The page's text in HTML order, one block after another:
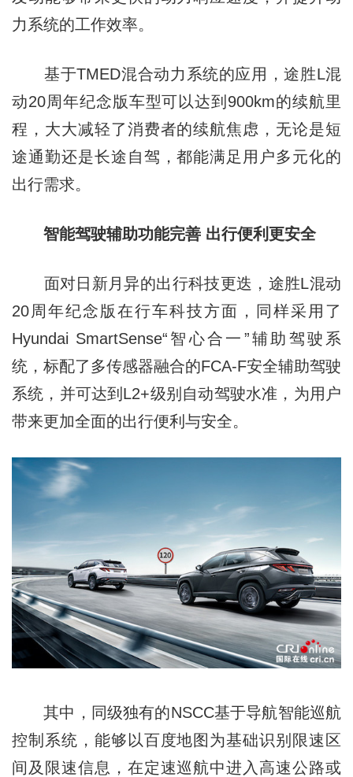
力系统的工作效率。
基于TMED混合动力系统的应用，途胜L混
动20周年纪念版车型可以达到900km的续航里
程，大大减轻了消费者的续航焦虑，无论是短
途通勤还是长途自驾，都能满足用户多元化的
出行需求。
智能驾驶辅助功能完善 出行便利更安全
面对日新月异的出行科技更迭，途胜L混动
20周年纪念版在行车科技方面，同样采用了
Hyundai SmartSense“智心合一”辅助驾驶系
统，标配了多传感器融合的FCA-F安全辅助驾驶
系统，并可达到L2+级别自动驾驶水准，为用户
带来更加全面的出行便利与安全。
其中，同级独有的NSCC基于导航智能巡航
控制系统，能够以百度地图为基础识别限速区
间及限速信息，在定速巡航中进入高速公路或